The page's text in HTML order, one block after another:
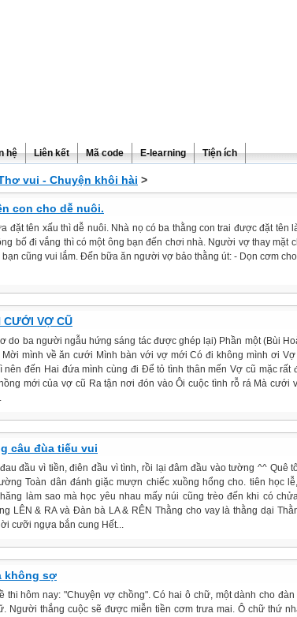
hệ Liên kết Mã code E-learning Tiện ích
vui - Chuyện khôi hài >
con cho dễ nuôi.
đặt tên xấu thì dễ nuôi. Nhà nọ có ba thằng con trai được đặt tên
bố đi vắng thì có một ông bạn đến chơi nhà. Người vợ thay mặt
bạn cũng vui lắm. Đến bữa ăn người vợ bảo thằng út: - Dọn cơm
CƯỚI VỢ CŨ
do ba người ngẫu hứng sáng tác được ghép lại) Phần một (Bùi
Mời mình về ăn cưới Mình bàn với vợ mới Có đi không mình ơi
nên đến Hai đứa mình cùng đi Để tỏ tình thân mến Vợ cũ mặc rất
mới của vợ cũ Ra tận nơi đón vào Ôi cuộc tình rỗ rá Mà cưới
câu đùa tiếu vui
đầu vì tiền, điên đầu vì tình, rồi lại đâm đầu vào tường ^^ Quê
Toàn dân đánh giặc mượn chiếc xuồng hổng cho. tiên học
làm sao mà học yêu nhau mấy núi cũng trèo đến khi có
LÊN & RA và Đàn bà LA & RÊN Thằng cho vay là thằng dại
cưỡi ngựa bắn cung Hết...
không sợ
thi hôm nay: "Chuyện vợ chồng". Có hai ô chữ, một dành cho
Người thắng cuộc sẽ được miễn tiền cơm trưa mai. Ô chữ thứ